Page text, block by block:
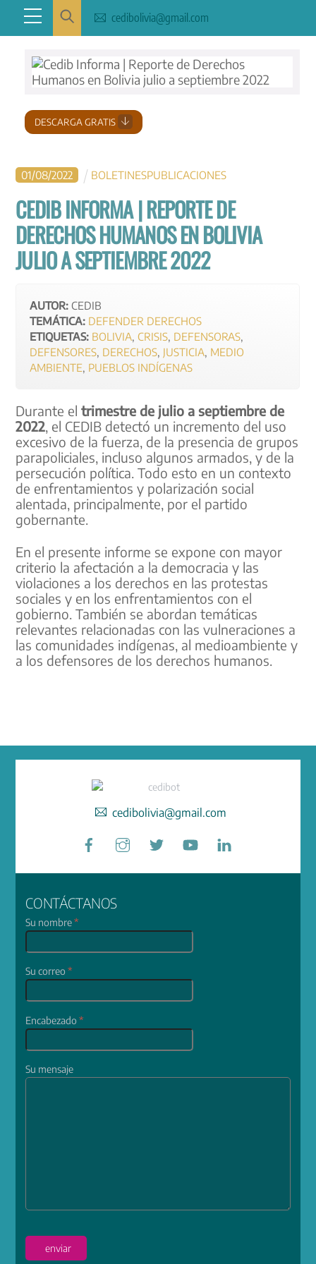
content
Menu cedibolivia@gmail.com
01/08/2022 BOLETINESPUBLICACIONES
CEDIB INFORMA | REPORTE DE
DERECHOS HUMANOS EN BOLIVIA
JULIO A SEPTIEMBRE 2022
AUTOR: CEDIB
TEMÁTICA: DEFENDER DERECHOS
ETIQUETAS: BOLIVIA ,CRISIS DEFENSORAS
DEFENSORES DERECHOS JUSTICIA MEDIO
AMBIENTE PUEBLOS INDÍGENAS
Durante eltrimestre de julio a septiembre de
2022 , el CEDIB detectó un incremento del uso
excesivo de la fuerza, de la presencia de grupos
parapoliciales, incluso algunos armados, y de la
persecución política. Todo esto en un contexto
de enfrentamientos y polarización social
alentada, principalmente, por el partido
gobernante.
En el presente informe se expone con mayor
criterio la afectación a la democracia y las
violaciones a los derechos en las protestas
sociales y en los enfrentamientos con el
gobierno. También se abordan temáticas
relevantes relacionadas con las vulneraciones a
las comunidades indígenas, al medioambiente y
a los defensores de los derechos humanos.
DESCARGA GRATIS
cedibolivia@gmail.com
Facebook
CONTÁCTANOS
Su nombre*
Su correo*
Encabezado*
Su mensaje
enviar